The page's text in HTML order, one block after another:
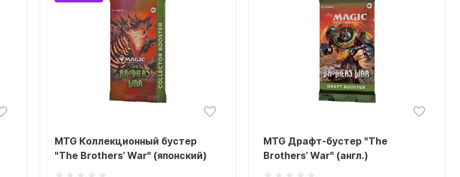
MTG Коллекционный бустер
"The Brothers’ War" (японский)
MTG Драфт-бустер "The
Brothers’ War" (англ.)